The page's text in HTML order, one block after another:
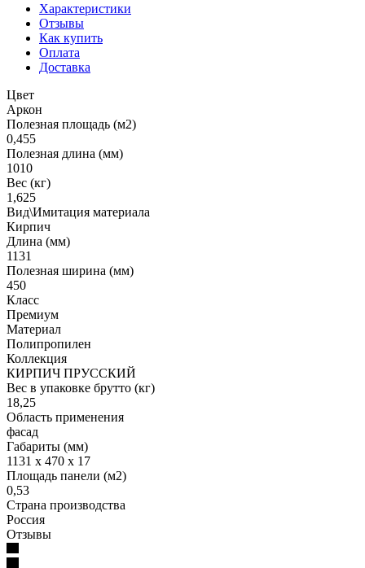
Характеристики
Отзывы
Как купить
Оплата
Доставка
Цвет
Аркон
Полезная площадь (м2)
0,455
Полезная длина (мм)
1010
Вес (кг)
1,625
Вид\Имитация материала
Кирпич
Длина (мм)
1131
Полезная ширина (мм)
450
Класс
Премиум
Материал
Полипропилен
Коллекция
КИРПИЧ ПРУССКИЙ
Вес в упаковке брутто (кг)
18,25
Область применения
фасад
Габариты (мм)
1131 x 470 x 17
Площадь панели (м2)
0,53
Страна производства
Россия
Отзывы